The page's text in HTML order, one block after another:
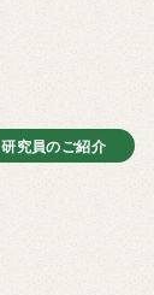
研究員のご紹介